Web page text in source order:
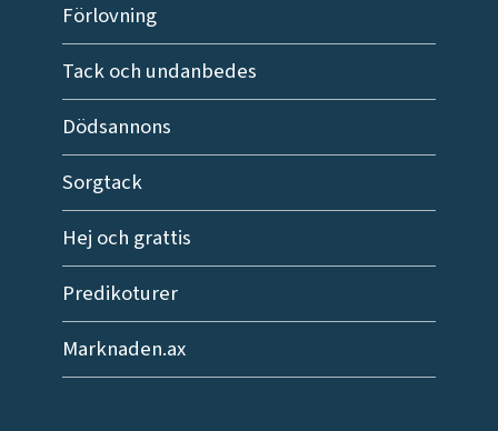
Förlovning
Tack och undanbedes
Dödsannons
Sorgtack
Hej och grattis
Predikoturer
Marknaden.ax